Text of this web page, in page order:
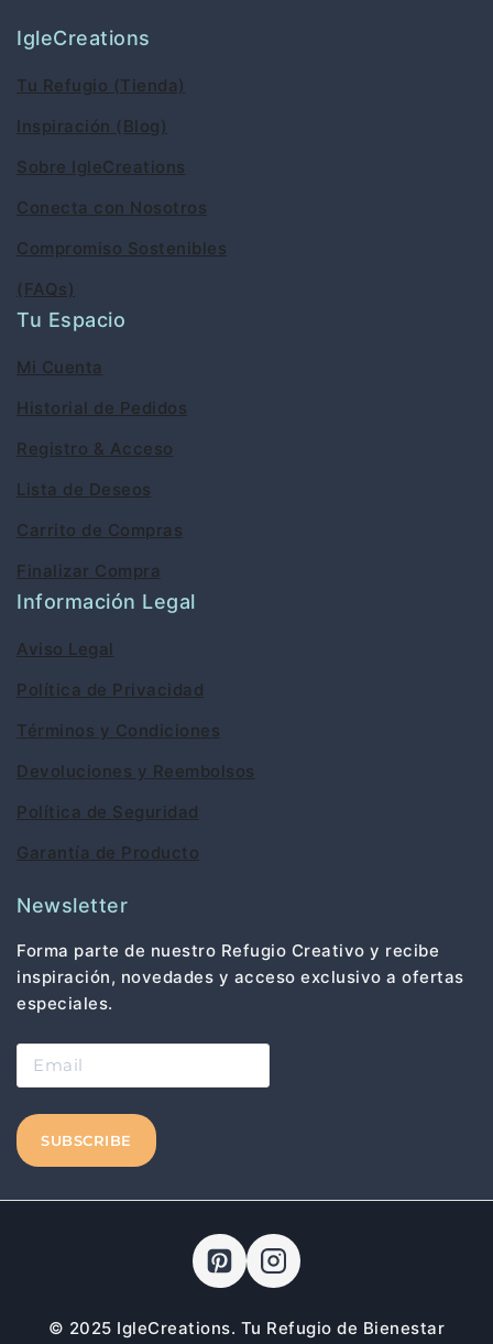
IgleCreations
Tu Refugio (Tienda)
Inspiración (Blog)
Sobre IgleCreations
Conecta con Nosotros
Compromiso Sostenibles
(FAQs)
Tu Espacio
Mi Cuenta
Historial de Pedidos
Registro & Acceso
Lista de Deseos
Carrito de Compras
Finalizar Compra
Información Legal
Aviso Legal
Política de Privacidad
Términos y Condiciones
Devoluciones y Reembolsos
Política de Seguridad
Garantía de Producto
Newsletter
Forma parte de nuestro Refugio Creativo y recibe
inspiración, novedades y acceso exclusivo a ofertas
especiales.
© 2025 IgleCreations. Tu Refugio de Bienestar